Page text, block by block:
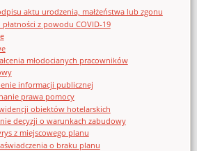
aktu urodzenia, małżeństwa lub zgonu
z powodu COVID-19
młodocianych pracowników
informacji publicznej
prawa pomocy
obiektów hotelarskich
decyzji o warunkach zabudowy
z miejscowego planu
o braku planu